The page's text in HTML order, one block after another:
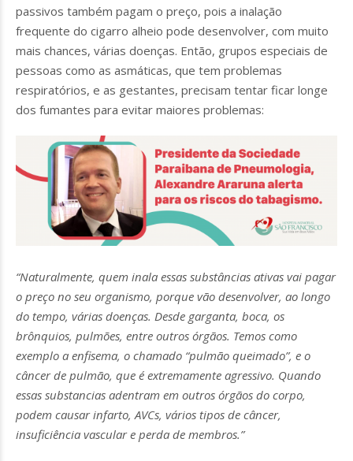
passivos também pagam o preço, pois a inalação
frequente do cigarro alheio pode desenvolver, com muito
mais chances, várias doenças. Então, grupos especiais de
pessoas como as asmáticas, que tem problemas
respiratórios, e as gestantes, precisam tentar ficar longe
dos fumantes para evitar maiores problemas:
“Naturalmente, quem inala essas substâncias ativas vai pagar
o preço no seu organismo, porque vão desenvolver, ao longo
do tempo, várias doenças. Desde garganta, boca, os
brônquios, pulmões, entre outros órgãos. Temos como
exemplo a enfisema, o chamado “pulmão queimado”, e o
câncer de pulmão, que é extremamente agressivo. Quando
essas substancias adentram em outros órgãos do corpo,
podem causar infarto, AVCs, vários tipos de câncer,
insuficiência vascular e perda de membros.”